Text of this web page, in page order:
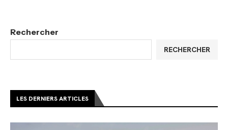
Rechercher
RECHERCHER
LES DERNIERS ARTICLES